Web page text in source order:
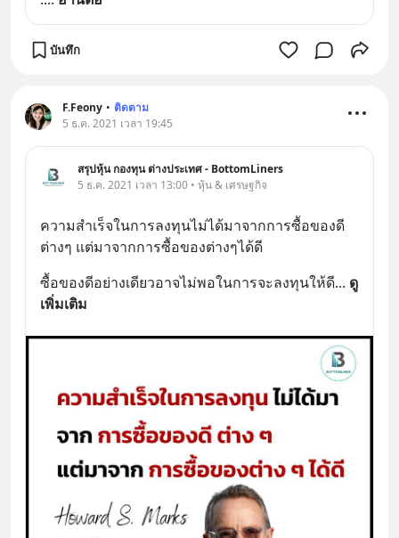
บันทึก
F.Feony • ติดตาม
5 ธ.ค. 2021 เวลา 19:45
สรุปหุ้น กองทุน ต่างประเทศ - BottomLiners
5 ธ.ค. 2021 เวลา 13:00 • หุ้น & เศรษฐกิจ
ความสำเร็จในการลงทุนไม่ได้มาจากการซื้อของดี
ต่างๆ แต่มาจากการซื้อของต่างๆได้ดี
ซื้อของดีอย่างเดียวอาจไม่พอในการจะลงทุนให้ดี... ดู
เพิ่มเติม